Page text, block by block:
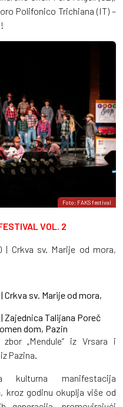
Polifonico Trichiana (IT) –
Foto: FAKS festival
VOL. 2
Crkva sv. Marije od mora,
Crkva sv. Marije od mora,
Zajednica Talijana Poreč
dom, Pazin
„Mendule“ iz Vrsara i
Pazina.
kulturna manifestacija
kroz godinu okuplja više od